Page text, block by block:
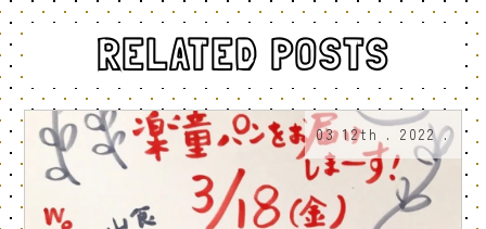
RELATED POSTS
03 12th . 2022 .